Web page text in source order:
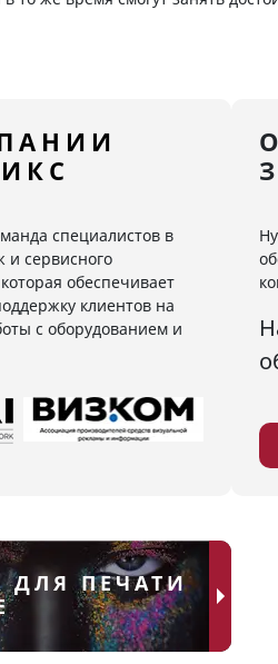
специалистов в
и сервисного
обеспечивает
клиентов на
с оборудованием и
ДЛЯ ПЕЧАТИ